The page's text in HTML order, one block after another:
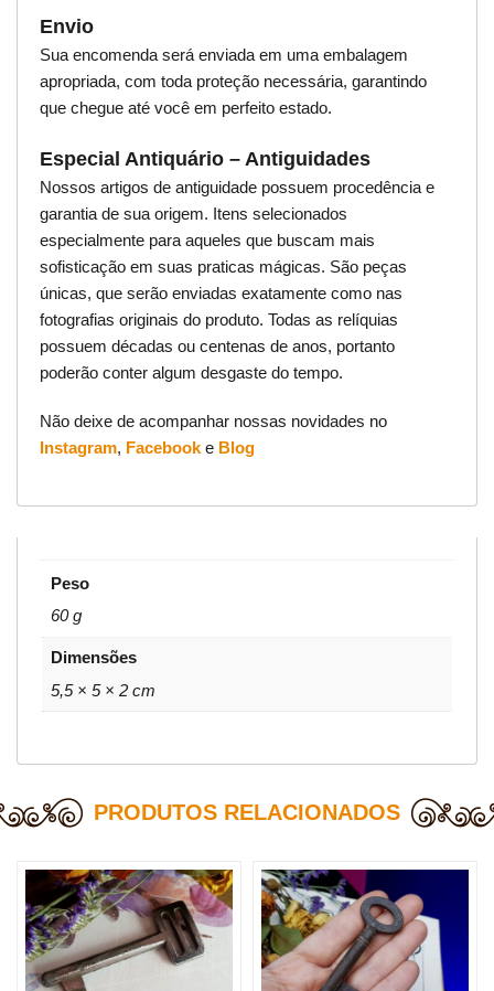
Envio
Sua encomenda será enviada em uma embalagem
apropriada, com toda proteção necessária, garantindo
que chegue até você em perfeito estado.
Especial Antiquário – Antiguidades
Nossos artigos de antiguidade possuem procedência e
garantia de sua origem. Itens selecionados
especialmente para aqueles que buscam mais
sofisticação em suas praticas mágicas. São peças
únicas, que serão enviadas exatamente como nas
fotografias originais do produto. Todas as relíquias
possuem décadas ou centenas de anos, portanto
poderão conter algum desgaste do tempo.
Não deixe de acompanhar nossas novidades no
Instagram, Facebook e Blog
Peso
60 g
Dimensões
5,5 × 5 × 2 cm
PRODUTOS RELACIONADOS